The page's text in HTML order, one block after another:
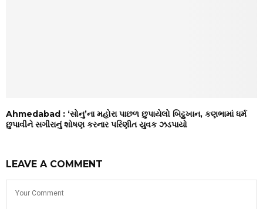
Ahmedabad : ‘સોનુ’ના મહોરા પાછળ છુપાયેલો બિટ્ટુખાન, કણભામાં ધર્મ
છુપાવીને સગીરાનું શોષણ કરનાર પરિણીત યુવક ઝડપાયો
LEAVE A COMMENT